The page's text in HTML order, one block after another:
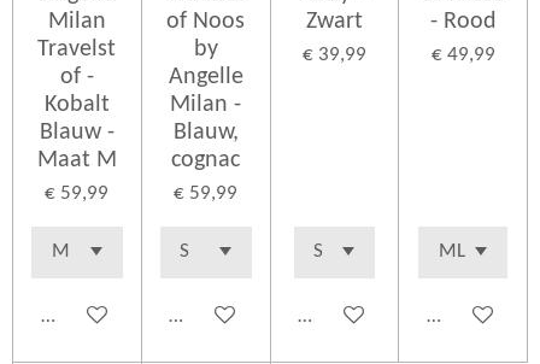
Milan
Travelst
of -
Kobalt
Blauw -
Maat M
€ 59,99
In winkelwagen
of Noos
by
Angelle
Milan -
Blauw,
cognac
€ 59,99
In winkelwagen
Zwart
€ 39,99
In winkelwagen
- Rood
€ 49,99
In